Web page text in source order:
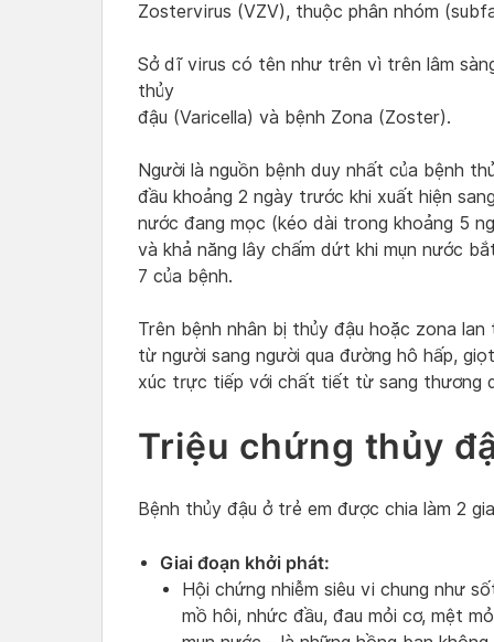
Zostervirus (VZV), thuộc phân nhóm
Sở dĩ virus có tên như trên vì trên lâm
thủy
đậu (Varicella) và bệnh Zona (Zoster).
Người là nguồn bệnh duy nhất của bệnh
đầu khoảng 2 ngày trước khi xuất hiện
nước đang mọc (kéo dài trong khoảng 5
và khả năng lây chấm dứt khi mụn nước
7 của bệnh.
Trên bệnh nhân bị thủy đậu hoặc zona
từ người sang người qua đường hô hấp,
xúc trực tiếp với chất tiết từ sang thương
Triệu chứng thủy
Bệnh thủy đậu ở trẻ em được chia làm 2
Giai đoạn khởi phát:
Hội chứng nhiễm siêu vi chung như
mồ hôi, nhức đầu, đau mỏi cơ, mệt